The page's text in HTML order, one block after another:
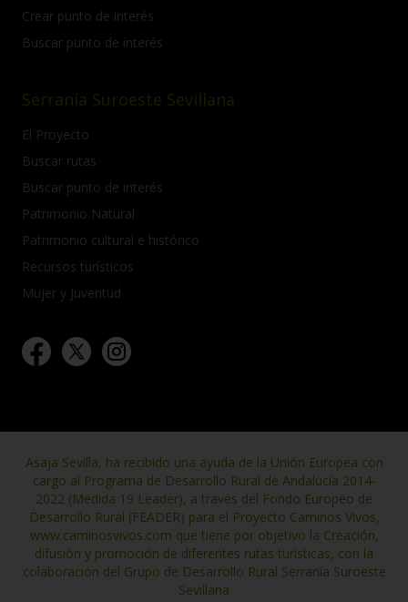
Crear punto de interés
Buscar punto de interés
Serranía Suroeste Sevillana
El Proyecto
Buscar rutas
Buscar punto de interés
Patrimonio Natural
Patrimonio cultural e histórico
Recursos turísticos
Mujer y Juventud
Asaja Sevilla, ha recibido una ayuda de la Unión Europea con
cargo al Programa de Desarrollo Rural de Andalucía 2014-
2022 (Medida 19 Leader), a través del Fondo Europeo de
Desarrollo Rural (FEADER) para el Proyecto Caminos Vivos,
www.caminosvivos.com que tiene por objetivo la Creación,
difusión y promoción de diferentes rutas turísticas, con la
colaboración del Grupo de Desarrollo Rural Serranía Suroeste
Sevillana